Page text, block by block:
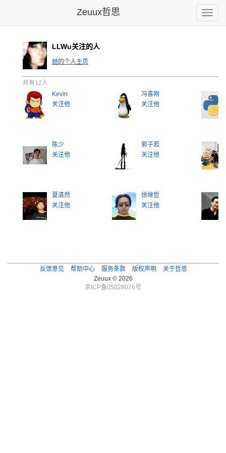
Toggle
Zeuux哲思
LLWu关注的人
她的个人主页
共有12人
Kevin
关注他
冯喜刚
关注他
陈少
关注他
郭子若
关注他
夏清然
关注他
徐继哲
关注他
反馈意见 帮助中心 服务条款 版权声明
关于哲思
Zeuux © 2026
京ICP备05028076号